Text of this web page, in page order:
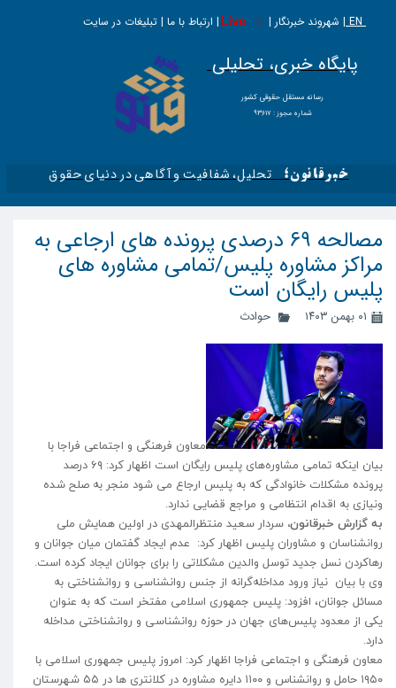
EN | شهروند خبرنگار | | ارتباط با ما | تبلیغات در سایت
Live
پایگاه خبری، تحلیلی
​​​​رسانه مستقل حقوقی کشور
شماره مجوز : ۹۳۶۱۷
خبرقانون؛ تحلیل، شفافیت و آگاهی در دنیای حقوق​​​​​​​
مصالحه ۶۹ درصدی پرونده های ارجاعی به
مراکز مشاوره پلیس/تمامی مشاوره های
پلیس رایگان است
۰۱ بهمن ۱۴۰۳ حوادث
معاون فرهنگی و اجتماعی فراجا با
بیان اینکه تمامی مشاوره‌های پلیس رایگان است اظهار کرد: ۶۹ درصد
پرونده مشکلات خانوادگی که به پلیس ارجاع می شود منجر به صلح شده
ونیازی به اقدام انتظامی و مراجع قضایی ندارد.
به گزارش خبرقانون، سردار سعید منتظرالمهدی در اولین همایش ملی
روانشناسان و مشاوران پلیس اظهار کرد: عدم ایجاد گفتمان میان جوانان و
رهاکردن نسل جدید توسل والدین مشکلاتی را برای جوانان ایجاد کرده است.
وی با بیان نیاز ورود مداخله‌گرانه از جنس روانشناسی و روانشناختی به
مسائل جوانان، افزود: پلیس جمهوری اسلامی مفتخر است که به عنوان
یکی از معدود پلیس‌های جهان در حوزه روانشناسی و روانشناختی مداخله
دارد.
معاون فرهنگی و اجتماعی فراجا اظهار کرد: امروز پلیس جمهوری اسلامی با
۱۹۵۰ حامل و روانشناس و ۱۱۰۰ دایره مشاوره در کلانتری ها در ۵۵ شهرستان